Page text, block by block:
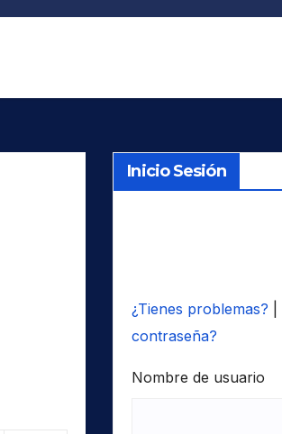
Inicio Sesión
¿Tienes problemas?
contraseña?
Nombre de usuario